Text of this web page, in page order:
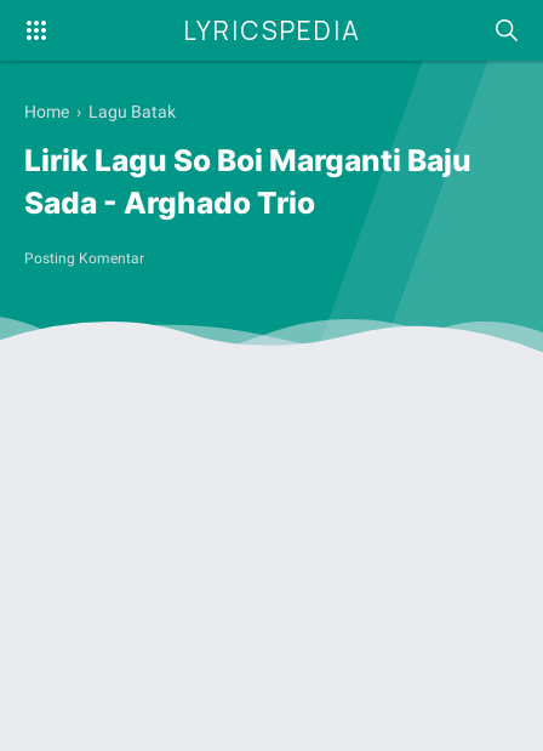
LYRICSPEDIA
Home › Lagu Batak
Lirik Lagu So Boi Marganti Baju
Sada - Arghado Trio
Posting Komentar